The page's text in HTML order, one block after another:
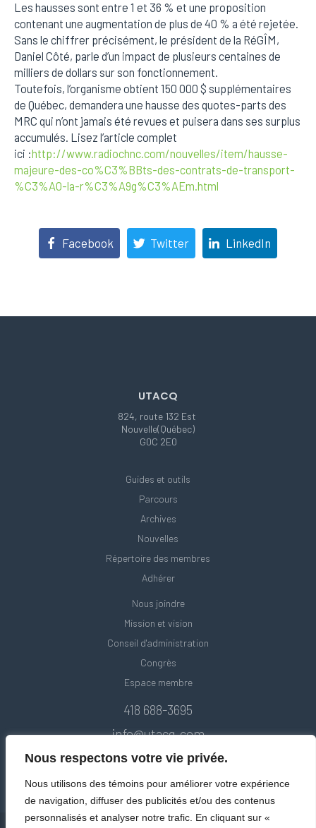
Nous respectons votre vie privée.
Nous utilisons des témoins pour améliorer votre expérience
de navigation, diffuser des publicités et/ou des contenus
personnalisés et analyser notre trafic. En cliquant sur «
Les hausses sont entre 1 et 36 % et une proposition
contenant une augmentation de plus de 40 % a été rejetée.
Sans le chiffrer précisément, le président de la RéGÎM,
Daniel Côté, parle d’un impact de plusieurs centaines de
milliers de dollars sur son fonctionnement.
Toutefois, l’organisme obtient 150 000 $ supplémentaires
de Québec, demandera une hausse des quotes-parts des
MRC qui n’ont jamais été revues et puisera dans ses surplus
accumulés. Lisez l’article complet
ici :http://www.radiochnc.com/nouvelles/item/hausse-
majeure-des-co%C3%BBts-des-contrats-de-transport-
%C3%A0-la-r%C3%A9g%C3%AEm.html
Facebook Twitter LinkedIn
UTACQ
824, route 132 Est
Nouvelle(Québec)
G0C 2E0
Guides et outils
Parcours
Archives
Nouvelles
Répertoire des membres
Adhérer
Nous joindre
Mission et vision
Conseil d'administration
Congrès
Espace membre
418 688-3695
info@utacq.com